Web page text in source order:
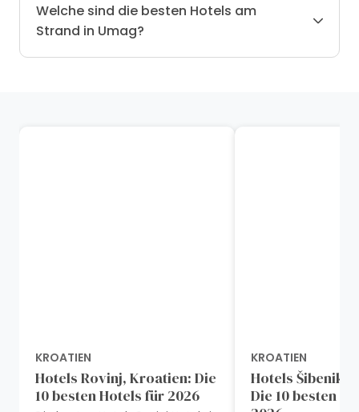
Welche sind die besten Hotels am
Strand in Umag?
KROATIEN
Hotels Rovinj, Kroatien: Die
10 besten Hotels für 2026
KROATIEN
Hotels Šibenik,
Die 10 besten